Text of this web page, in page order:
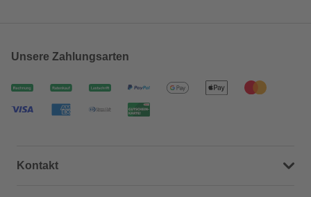
Unsere Zahlungsarten
Kontakt